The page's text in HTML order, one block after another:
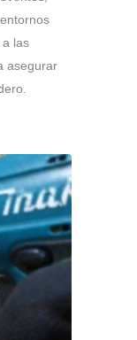
las
asegurar